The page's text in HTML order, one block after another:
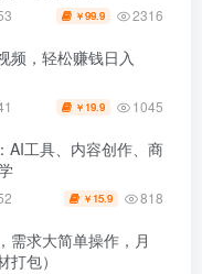
￥99.9 2316
频，轻松赚钱日入
￥ 19.9 1045
AI工具、内容创作、商
￥ 15.9 818
需求大简单操作，月
包）